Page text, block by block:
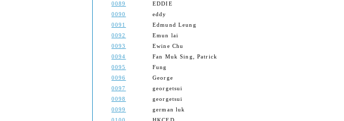
0089
EDDIE
0090
eddy
0091
Edmund Leung
0092
Emun lai
0093
Ewine Chu
0094
Fan Muk Sing, Patrick
0095
Fung
0096
George
0097
georgetsui
0098
georgetsui
0099
german luk